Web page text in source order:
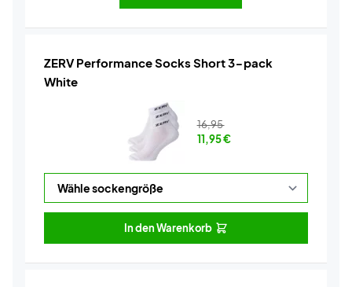
ZERV Performance Socks Short 3-pack
White
16,95
11,95€
In den Warenkorb